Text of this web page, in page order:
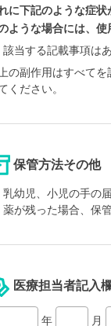
に下記のような症状
ような場合には、使
該当する記載事項は
の副作用はすべて
ください。
保管方法その他
乳幼児、小児の手の
薬が残った場合、保
医療担当者記入
年 月